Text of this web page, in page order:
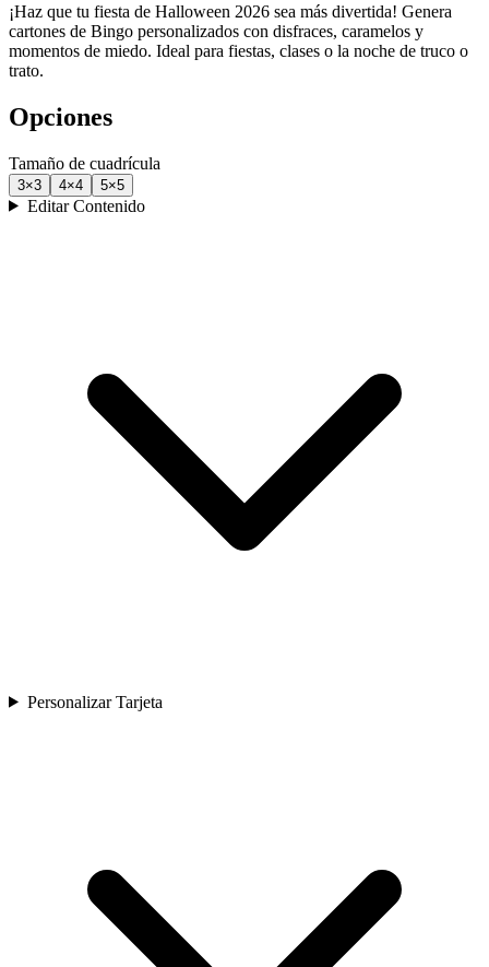
¡Haz que tu fiesta de Halloween 2026 sea más divertida! Genera
cartones de Bingo personalizados con disfraces, caramelos y
momentos de miedo. Ideal para fiestas, clases o la noche de truco o
trato.
Opciones
Tamaño de cuadrícula
3×3 4×4 5×5
Editar Contenido
Personalizar Tarjeta